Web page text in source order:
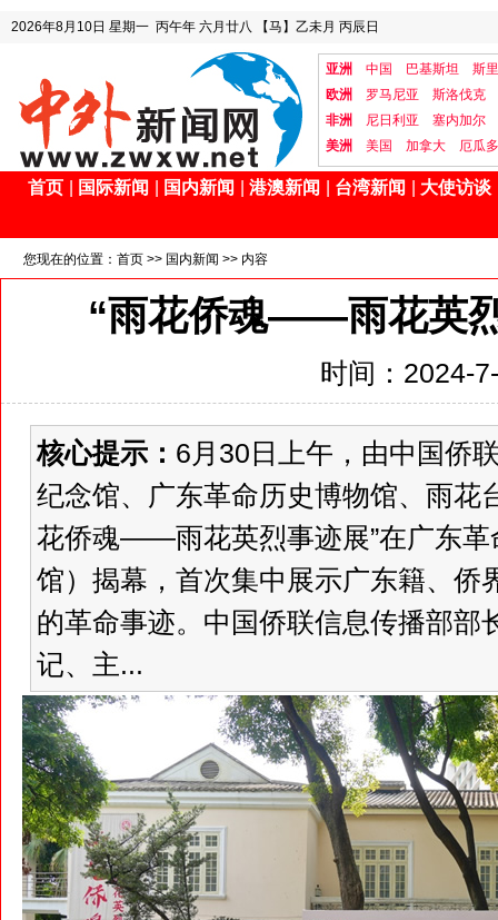
2026年8月10日 星期一 丙午年 六月廿八 【马】乙未月 丙辰日
亚洲 中国 巴基斯坦
斯
欧洲
罗马尼亚
斯洛伐克
非洲
尼日利亚
塞内加尔
美洲
美国 加拿大 厄瓜
首页 国际新闻 国内新闻 港澳新闻 台湾新闻 大使访谈
您现在的位置： 首页 >> 国内新闻 >> 内容
“雨花侨魂——雨花英
时间：2024-
核心提示： 6月30日上午，由中国侨
纪念馆、广东革命历史博物馆、雨花
花侨魂——雨花英烈事迹展”在广东革
馆）揭幕，首次集中展示广东籍、侨
的革命事迹。中国侨联信息传播部部
记、主...